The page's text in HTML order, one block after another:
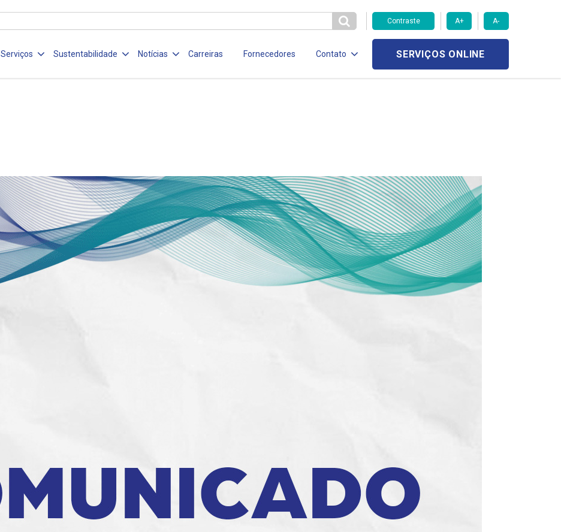
Contraste A+ A-
Serviços Sustentabilidade Notícias Carreiras Fornecedores Contato SERVIÇOS ONLINE